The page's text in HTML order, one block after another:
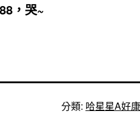
，哭~
分類: 哈星星A好康